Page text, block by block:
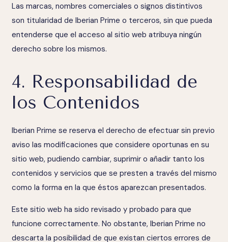
Las marcas, nombres comerciales o signos distintivos
son titularidad de Iberian Prime o terceros, sin que pueda
entenderse que el acceso al sitio web atribuya ningún
derecho sobre los mismos.
4. Responsabilidad de
los Contenidos
Iberian Prime se reserva el derecho de efectuar sin previo
aviso las modificaciones que considere oportunas en su
sitio web, pudiendo cambiar, suprimir o añadir tanto los
contenidos y servicios que se presten a través del mismo
como la forma en la que éstos aparezcan presentados.
Este sitio web ha sido revisado y probado para que
funcione correctamente. No obstante, Iberian Prime no
descarta la posibilidad de que existan ciertos errores de